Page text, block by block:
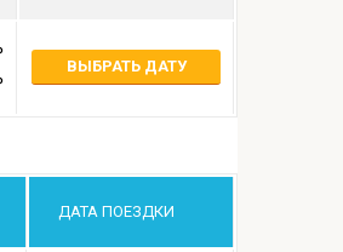
ВЫБРАТЬ ДАТУ
ДАТА ПОЕЗДКИ